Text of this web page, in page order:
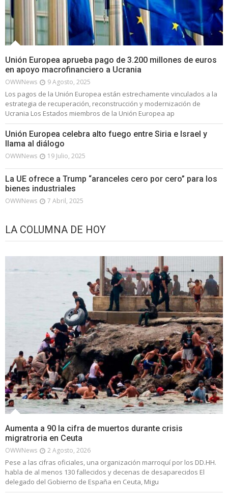
Unión Europea aprueba pago de 3.200 millones de euros
en apoyo macrofinanciero a Ucrania
OWWNews 9 Agosto, 2025
Los pagos de la Unión Europea están estrechamente vinculados a la
estrategia de recuperación, reconstrucción y modernización de
Ucrania Los Estados miembros de la Unión Europea ap
Unión Europea celebra alto fuego entre Siria e Israel y
llama al diálogo
OWWNews 19 Julio, 2025
La UE ofrece a Trump “aranceles cero por cero” para los
bienes industriales
OWWNews 7 Abril, 2025
LA COLUMNA DE HOY
Aumenta a 90 la cifra de muertos durante crisis
migratroria en Ceuta
OWWNews 2 Agosto, 2026
Pese a las cifras oficiales, una organización marroquí por los DD.HH.
habla de al menos 130 fallecidos y decenas de desaparecidos El
delegado del Gobierno de España en Ceuta, Migu